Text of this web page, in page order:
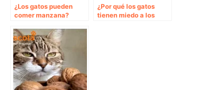
¿Los gatos pueden
comer manzana?
¿Por qué los gatos
tienen miedo a los